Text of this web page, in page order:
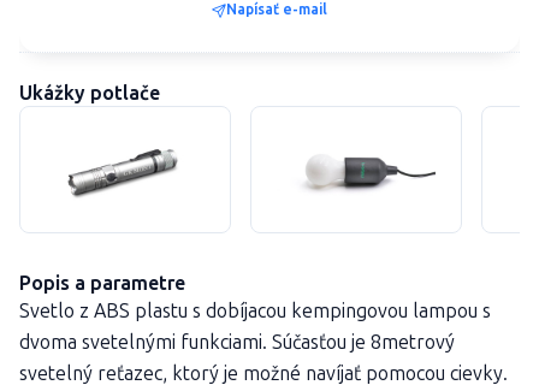
Napísať e-mail
Ukážky potlače
Popis a parametre
Svetlo z ABS plastu s dobíjacou kempingovou lampou s
dvoma svetelnými funkciami. Súčasťou je 8metrový
svetelný reťazec, ktorý je možné navíjať pomocou cievky.